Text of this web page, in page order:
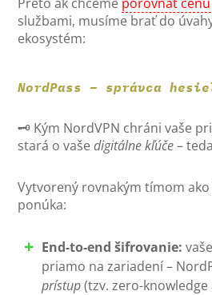
službami, musíme brať do
ekosystém:
NordPass – správca
🗝️ Kým NordVPN chráni vaše
stará o vašedigitálne kľúče–
Vytvorený rovnakým tímom
ponúka:
End-to-end šifrovanie:
priamo na zariadení –
prístup(tzv. zero-